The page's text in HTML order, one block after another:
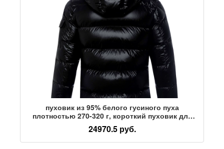
пуховик из 95% белого гусиного пуха
плотностью 270-320 г, короткий пуховик для
молодых мужчин COYACAL/Chuanqi
24970.5 руб.